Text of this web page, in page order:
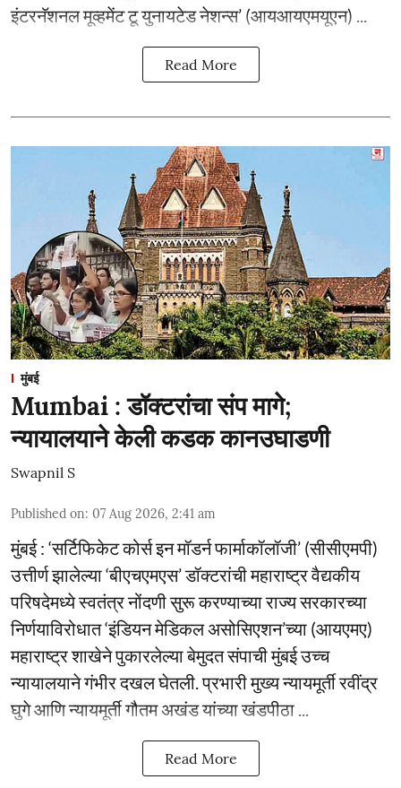
इंटरनॅशनल मूव्हमेंट टू युनायटेड नेशन्स’ (आयआयएमयूएन) ...
Read More
मुंबई
Mumbai : डॉक्टरांचा संप मागे;
न्यायालयाने केली कडक कानउघाडणी
Swapnil S
Published on: 07 Aug 2026, 2:41 am
मुंबई : ‘सर्टिफिकेट कोर्स इन मॉडर्न फार्माकॉलॉजी’ (सीसीएमपी)
उत्तीर्ण झालेल्या ‘बीएचएमएस’ डॉक्टरांची महाराष्ट्र वैद्यकीय
परिषदेमध्ये स्वतंत्र नोंदणी सुरू करण्याच्या राज्य सरकारच्या
निर्णयाविरोधात ‘इंडियन मेडिकल असोसिएशन’च्या (आयएमए)
महाराष्ट्र शाखेने पुकारलेल्या बेमुदत संपाची मुंबई उच्च
न्यायालयाने गंभीर दखल घेतली. प्रभारी मुख्य न्यायमूर्ती रवींद्र
घुगे आणि न्यायमूर्ती गौतम अखंड यांच्या खंडपीठा ...
Read More